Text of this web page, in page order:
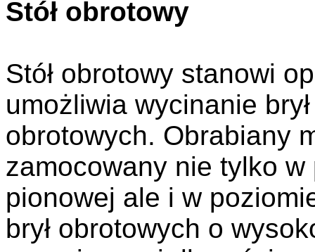
Stół obrotowy
Stół obrotowy stanowi
umożliwia wycinanie brył
obrotowych. Obrabiany
zamocowany nie tylko w
pionowej ale i w
brył obrotowych o